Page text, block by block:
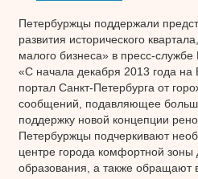
Петербуржцы поддержали
развития исторического
малого бизнеса» в пресс-службе
«С начала декабря 2013 года
портал Санкт-Петербурга от
сообщений, подавляющее
поддержку новой концепции
Петербуржцы подчеркивают
центре города комфортной зоны
образования, а также обращают